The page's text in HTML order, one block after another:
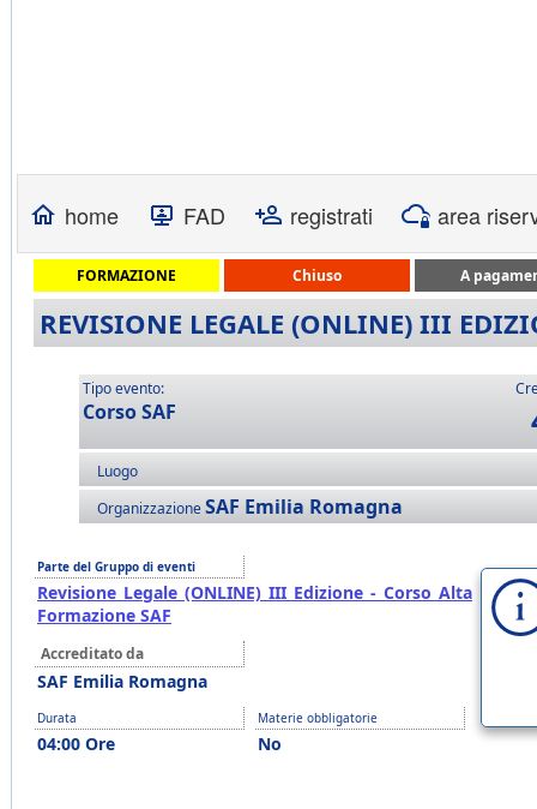
home FAD registrati area
FORMAZIONE Chiuso A
REVISIONE LEGALE (ONLINE) III
Tipo evento:
Corso SAF
Luogo
OrganizzazioneSAF Emilia Romagna
Parte del Gruppo di eventi
Revisione Legale (ONLINE) III Edizione - Corso Alta
Formazione SAF
Accreditato da
SAF Emilia Romagna
Durata
04:00 Ore
Materie obbligatorie
No